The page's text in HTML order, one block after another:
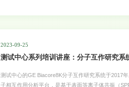
2023-09-25
测试中心系列培训讲座：分子互作研究
测试中心的GE Biacore8K分子互作研究系统于2017
子相互作用分析平台，是基于表面等离子体共振（